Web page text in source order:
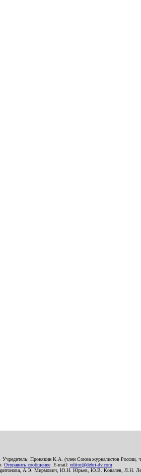
Учредитель: Пронякин К.А. (член Союза журналистов
Отправить сообщение . E-mail: editor@debri-dv.com
Харитонова, А.Э. Мирмович, Ю.Н. Юрьев, Ю.В. Ковалев,